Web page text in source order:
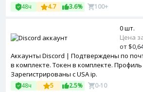
48ч 4.7 3.6% 100+
Аккаунты Discord | Подтверждены по
в комплекте. Токен в комплекте.
Зарегистрированы с USA ip.
48ч 5 2.5% 0-10
0 шт.
Цена
от